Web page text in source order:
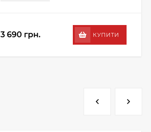
3 690 грн. КУПИТИ